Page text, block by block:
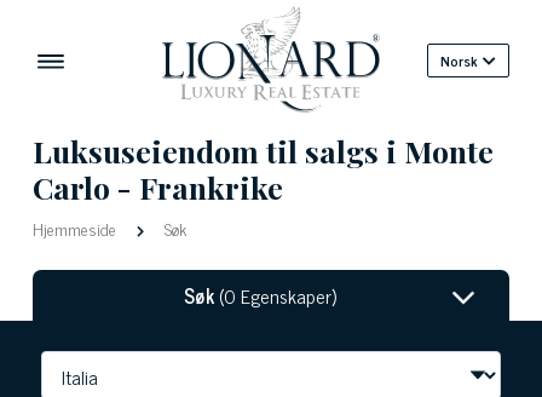
Norsk
Luksuseiendom til salgs i Monte
Carlo - Frankrike
Hjemmeside Søk
Søk(0 Egenskaper)